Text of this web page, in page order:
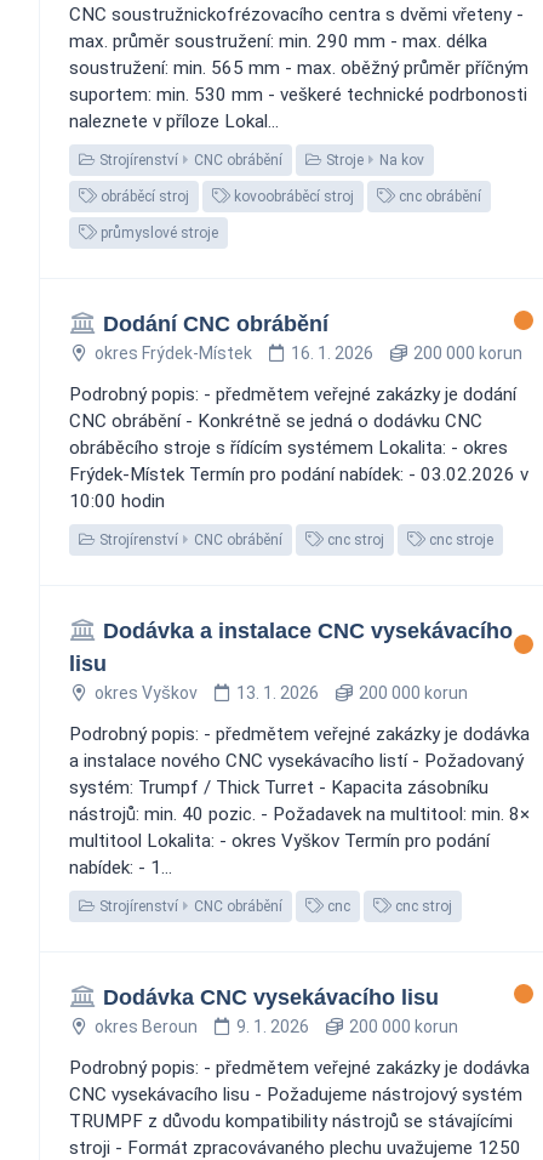
CNC soustružnickofrézovacího centra s dvěmi vřeteny -
max. průměr soustružení: min. 290 mm - max. délka
soustružení: min. 565 mm - max. oběžný průměr příčným
suportem: min. 530 mm - veškeré technické podrbonosti
naleznete v příloze Lokal...
Strojírenství CNC obrábění Stroje Na kov
obráběcí stroj kovoobráběcí stroj cnc obrábění
průmyslové stroje
Dodání CNC obrábění
okres Frýdek-Místek 16. 1. 2026 200 000 korun
Podrobný popis: - předmětem veřejné zakázky je dodání
CNC obrábění - Konkrétně se jedná o dodávku CNC
obráběcího stroje s řídícím systémem Lokalita: - okres
Frýdek-Místek Termín pro podání nabídek: - 03.02.2026 v
10:00 hodin
Strojírenství CNC obrábění cnc stroj cnc stroje
Dodávka a instalace CNC vysekávacího
lisu
okres Vyškov 13. 1. 2026 200 000 korun
Podrobný popis: - předmětem veřejné zakázky je dodávka
a instalace nového CNC vysekávacího listí - Požadovaný
systém: Trumpf / Thick Turret - Kapacita zásobníku
nástrojů: min. 40 pozic. - Požadavek na multitool: min. 8×
multitool Lokalita: - okres Vyškov Termín pro podání
nabídek: - 1...
Strojírenství CNC obrábění cnc cnc stroj
Dodávka CNC vysekávacího lisu
okres Beroun 9. 1. 2026 200 000 korun
Podrobný popis: - předmětem veřejné zakázky je dodávka
CNC vysekávacího lisu - Požadujeme nástrojový systém
TRUMPF z důvodu kompatibility nástrojů se stávajícími
stroji - Formát zpracovávaného plechu uvažujeme 1250